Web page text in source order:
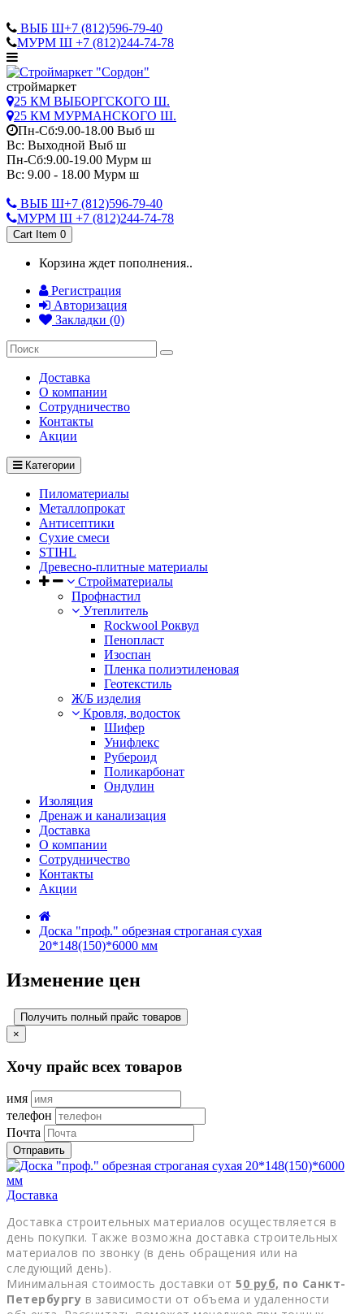
ВЫБ Ш+7 (812)596-79-40
МУРМ Ш +7 (812)244-74-78
cтроймаркет
25 КМ ВЫБОРГСКОГО Ш.
25 КМ МУРМАНСКОГО Ш.
Пн-Сб:9.00-18.00 Выб ш
Вс: Выходной Выб ш
Пн-Сб:9.00-19.00 Мурм ш
Вс: 9.00 - 18.00 Мурм ш
ВЫБ Ш+7 (812)596-79-40
МУРМ Ш +7 (812)244-74-78
Cart Item 0
Корзина ждет пополнения..
Регистрация
Авторизация
Закладки (0)
Доставка
О компании
Cотрудничество
Контакты
Акции
Категории
Пиломатериалы
Металлопрокат
Антисептики
Сухие смеси
STIHL
Древесно-плитные материалы
Стройматериалы
Профнастил
Утеплитель
Rockwool Роквул
Пенопласт
Изоспан
Пленка полиэтиленовая
Геотекстиль
Ж/Б изделия
Кровля, водосток
Шифер
Унифлекс
Рубероид
Поликарбонат
Ондулин
Изоляция
Дренаж и канализация
Доставка
О компании
Cотрудничество
Контакты
Акции
Доска "проф." обрезная строганая сухая
20*148(150)*6000 мм
Изменение цен
Получить полный прайс товаров
×
Хочу прайс всех товаров
имя
телефон
Почта
Отправить
Доставка
Доставка строительных материалов осуществляется в
день покупки. Также возможна доставка строительных
материалов по звонку (в день обращения или на
следующий день).
Минимальная стоимость доставки от 50 руб, по Санкт-
Петербургу в зависимости от объема и удаленности